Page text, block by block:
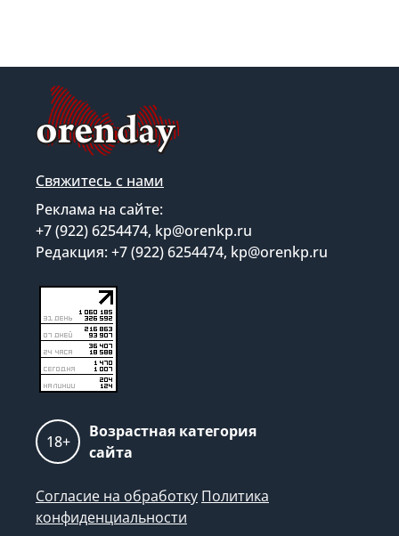
Свяжитесь с нами
Реклама на сайте:
+7 (922) 6254474, kp@orenkp.ru
Редакция: +7 (922) 6254474, kp@orenkp.ru
18+
Возрастная категория
сайта
Согласие на обработку Политика
конфиденциальности